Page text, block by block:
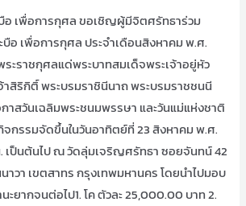
อ เพื่อการกุศล ขอเชิญผู้มีจิตศรัทธาร่วม
บือ เพื่อการกุศล ประจำเดือนสิงหาคม พ.ศ.
ะราชกุศลแด่พระบาทสมเด็จพระเจ้าอยู่หัว
าสิริกิติ์ พระบรมราชินีนาถ พระบรมราชชนนี
าสวันเฉลิมพระชนมพรรษา และวันแม่แห่งชาติ
จกรรมจัดขึ้นในวันอาทิตย์ที่ 23 สิงหาคม พ.ศ.
เป็นต้นไป ณ วัดลุ่มเจริญศรัทธา ซอยจันทน์ 42
วา เขตสาทร กรุงเทพมหานคร โดยนำไปมอบ
ะยากจนต่อไป1. โค ตัวละ 25,000.00 บาท 2.